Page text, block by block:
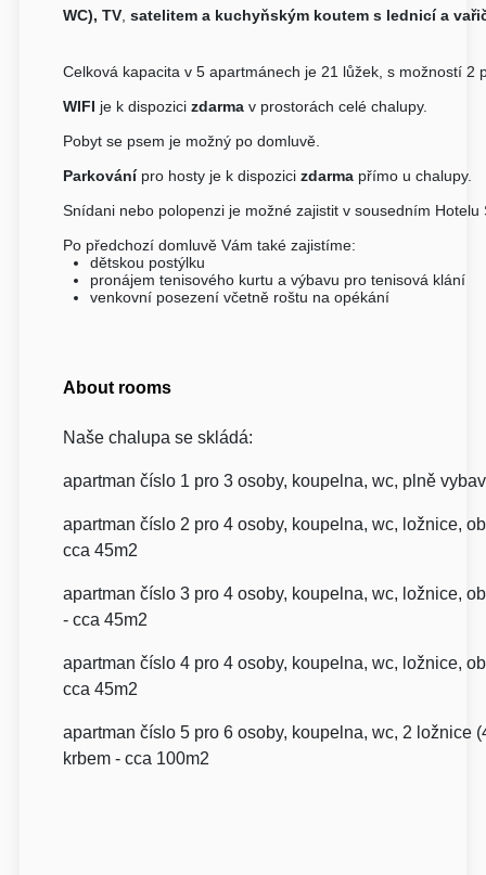
WC), TV, satelitem a kuchyňským koutem s lednicí a
Celková kapacita v 5 apartmánech je 21 lůžek, s možností 2
WIFI je k dispozicizdarma v prostorách celé chalupy.
Pobyt se psem je možný po domluvě.
Parkovánípro hosty je k dispozicizdarma přímo u chalupy.
Snídani nebo polopenzi je možné zajistit v sousedním
Po předchozí domluvě Vám také zajistíme:
dětskou postýlku
pronájem tenisového kurtu a výbavu pro tenisová klání
venkovní posezení včetně roštu na opékání
About rooms
Naše chalupa se skládá:
apartman číslo 1 pro 3 osoby, koupelna, wc, plně
apartman číslo 2 pro 4 osoby, koupelna, wc, ložnice,
cca 45m2
apartman číslo 3 pro 4 osoby, koupelna, wc, ložnice,
- cca 45m2
apartman číslo 4 pro 4 osoby, koupelna, wc, ložnice,
cca 45m2
apartman číslo 5 pro 6 osoby, koupelna, wc, 2 ložnice
krbem - cca 100m2